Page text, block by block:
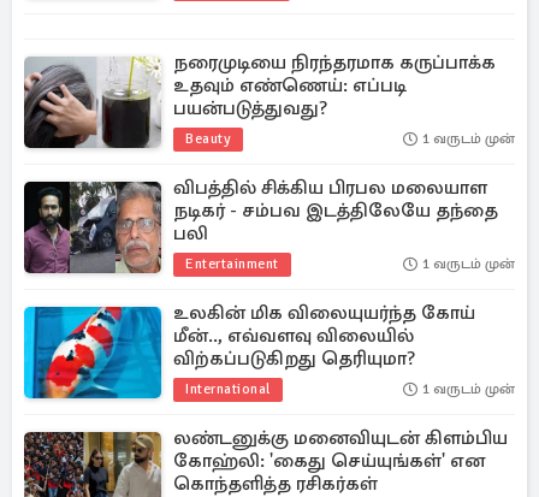
நரைமுடியை நிரந்தரமாக கருப்பாக்க
உதவும் எண்ணெய்: எப்படி
பயன்படுத்துவது?
Beauty 1 வருடம் முன்
விபத்தில் சிக்கிய பிரபல மலையாள
நடிகர் - சம்பவ இடத்திலேயே தந்தை
பலி
Entertainment 1 வருடம் முன்
உலகின் மிக விலையுயர்ந்த கோய்
மீன்.., எவ்வளவு விலையில்
விற்கப்படுகிறது தெரியுமா?
International 1 வருடம் முன்
லண்டனுக்கு மனைவியுடன் கிளம்பிய
கோஹ்லி: 'கைது செய்யுங்கள்' என
கொந்தளித்த ரசிகர்கள்